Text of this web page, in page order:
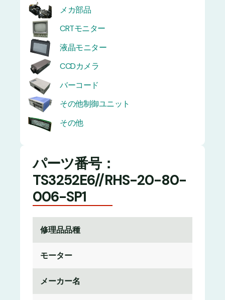
メカ部品
CRTモニター
液晶モニター
CCDカメラ
バーコード
その他制御ユニット
その他
パーツ番号：
TS3252E6//RHS-20-80-
006-SP1
修理品品種
モーター
メーカー名